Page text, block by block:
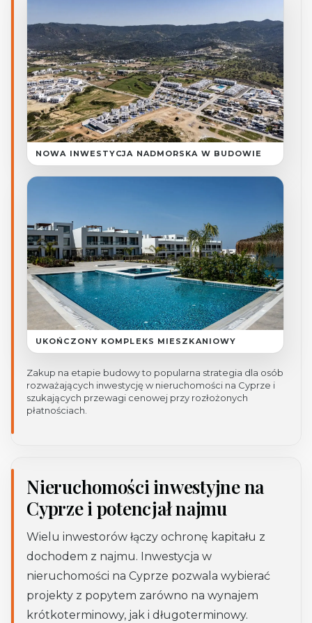
NOWA INWESTYCJA NADMORSKA W BUDOWIE
UKOŃCZONY KOMPLEKS MIESZKANIOWY
Zakup na etapie budowy to popularna strategia dla osób
rozważających inwestycję w nieruchomości na Cyprze i
szukających przewagi cenowej przy rozłożonych
płatnościach.
Nieruchomości inwestyjne na
Cyprze i potencjał najmu
Wielu inwestorów łączy ochronę kapitału z
dochodem z najmu. Inwestycja w
nieruchomości na Cyprze pozwala wybierać
projekty z popytem zarówno na wynajem
krótkoterminowy, jak i długoterminowy.